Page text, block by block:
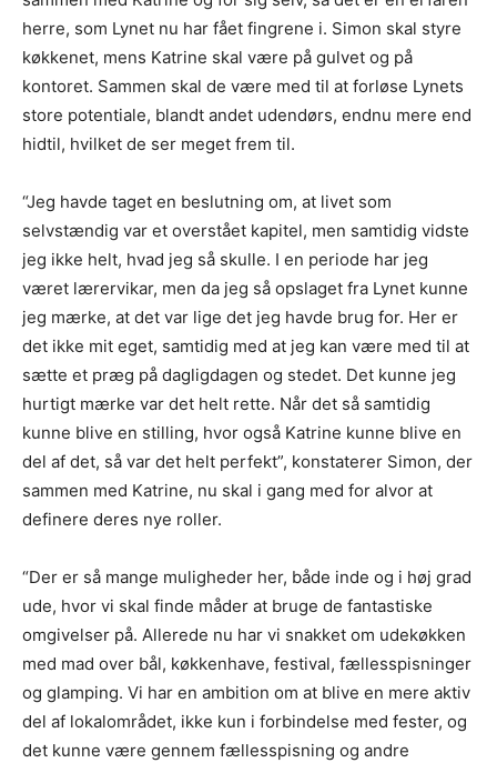
herre, som Lynet nu har fået fingrene i. Simon skal styre
køkkenet, mens Katrine skal være på gulvet og på
kontoret. Sammen skal de være med til at forløse Lynets
store potentiale, blandt andet udendørs, endnu mere end
hidtil, hvilket de ser meget frem til.
“Jeg havde taget en beslutning om, at livet som
selvstændig var et overstået kapitel, men samtidig vidste
jeg ikke helt, hvad jeg så skulle. I en periode har jeg
været lærervikar, men da jeg så opslaget fra Lynet kunne
jeg mærke, at det var lige det jeg havde brug for. Her er
det ikke mit eget, samtidig med at jeg kan være med til at
sætte et præg på dagligdagen og stedet. Det kunne jeg
hurtigt mærke var det helt rette. Når det så samtidig
kunne blive en stilling, hvor også Katrine kunne blive en
del af det, så var det helt perfekt”, konstaterer Simon, der
sammen med Katrine, nu skal i gang med for alvor at
definere deres nye roller.
“Der er så mange muligheder her, både inde og i høj grad
ude, hvor vi skal finde måder at bruge de fantastiske
omgivelser på. Allerede nu har vi snakket om udekøkken
med mad over bål, køkkenhave, festival, fællesspisninger
og glamping. Vi har en ambition om at blive en mere aktiv
del af lokalområdet, ikke kun i forbindelse med fester, og
det kunne være gennem fællesspisning og andre